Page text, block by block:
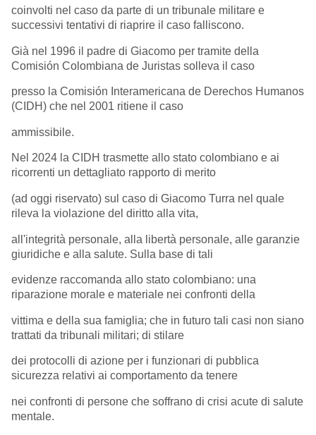
coinvolti nel caso da parte di un tribunale militare e
successivi tentativi di riaprire il caso falliscono.
Già nel 1996 il padre di Giacomo per tramite della
Comisión Colombiana de Juristas solleva il caso
presso la Comisión Interamericana de Derechos Humanos
(CIDH) che nel 2001 ritiene il caso
ammissibile.
Nel 2024 la CIDH trasmette allo stato colombiano e ai
ricorrenti un dettagliato rapporto di merito
(ad oggi riservato) sul caso di Giacomo Turra nel quale
rileva la violazione del diritto alla vita,
all'integrità personale, alla libertà personale, alle garanzie
giuridiche e alla salute. Sulla base di tali
evidenze raccomanda allo stato colombiano: una
riparazione morale e materiale nei confronti della
vittima e della sua famiglia; che in futuro tali casi non siano
trattati da tribunali militari; di stilare
dei protocolli di azione per i funzionari di pubblica
sicurezza relativi ai comportamento da tenere
nei confronti di persone che soffrano di crisi acute di salute
mentale.